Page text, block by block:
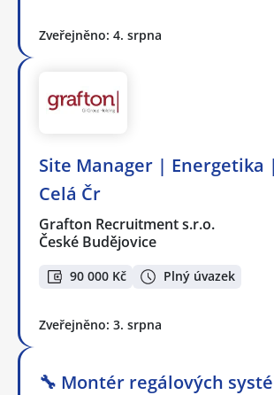
Zveřejněno: 4. srpna
Site Manager | Energetika |
Celá Čr
Grafton Recruitment s.r.o.
České Budějovice
90 000 Kč Plný úvazek
Zveřejněno: 3. srpna
🔧 Montér regálových